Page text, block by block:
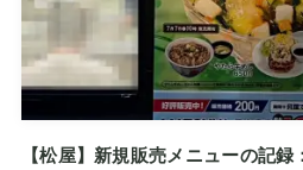
【松屋】新規販売メニューの記